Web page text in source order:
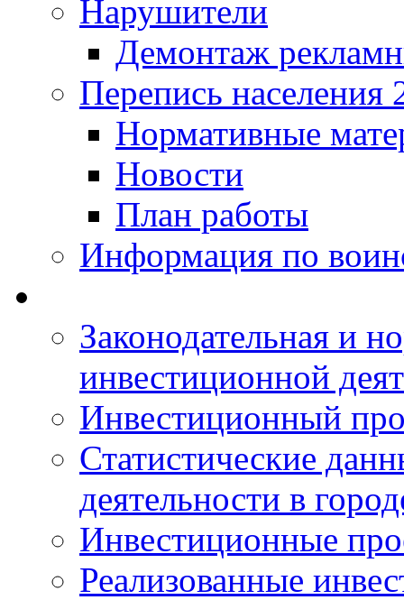
Нарушители
Демонтаж
Перепись населения
Нормативные
Новости
План работы
Информация по
Законодательная и
инвестиционной
Инвестиционный
Статистические
деятельности в
Инвестиционные
Реализованные